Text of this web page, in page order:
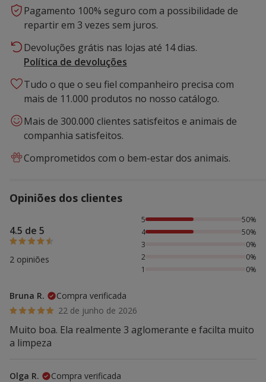
Pagamento 100% seguro com a possibilidade de
repartir em 3 vezes sem juros.
Devoluções grátis nas lojas até 14 dias.
Política de devoluções
Tudo o que o seu fiel companheiro precisa com
mais de 11.000 produtos no nosso catálogo.
Mais de 300.000 clientes satisfeitos e animais de
companhia satisfeitos.
Comprometidos com o bem-estar dos animais.
Opiniões dos clientes
4.5 de 5
2 opiniões
50% das pessoas avaliaram com 5 estrelas, 50% das
5
50%
4
50%
3
0%
2
0%
1
0%
Bruna R.
Compra verificada
22 de junho de 2026
Muito boa. Ela realmente 3 aglomerante e facilta muito
a limpeza
Olga R.
Compra verificada